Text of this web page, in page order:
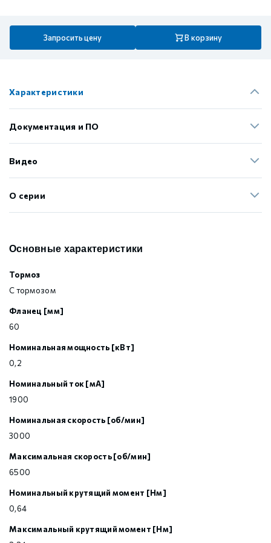
Запросить цену В корзину
Характеристики
Документация и ПО
Видео
О серии
Основные характеристики
Тормоз
С тормозом
Фланец [мм]
60
Номинальная мощность [кВт]
0,2
Номинальный ток [мА]
1900
Номинальная скорость [об/мин]
3000
Максимальная скорость [об/мин]
6500
Номинальный крутящий момент [Нм]
0,64
Максимальный крутящий момент [Нм]